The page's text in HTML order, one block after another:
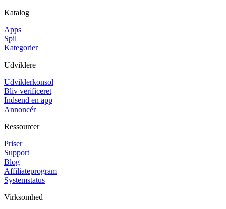
Katalog
Apps
Spil
Kategorier
Udviklere
Udviklerkonsol
Bliv verificeret
Indsend en app
Annoncér
Ressourcer
Priser
Support
Blog
Affiliateprogram
Systemstatus
Virksomhed